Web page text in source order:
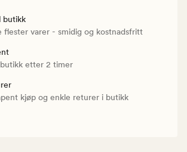
butikk
flester varer - smidig og kostnadsfritt
etter 2 timer
kjøp og enkle returer i butikk